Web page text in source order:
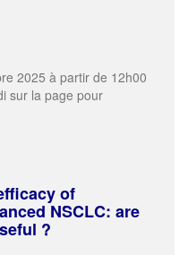
2025 à partir de 12h00
sur la page pour
of
NSCLC: are
?